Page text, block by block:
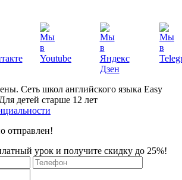
Сеть школ английского языка Easy
детей старше 12 лет
отправлен!
урок и получите скидку до 25%!